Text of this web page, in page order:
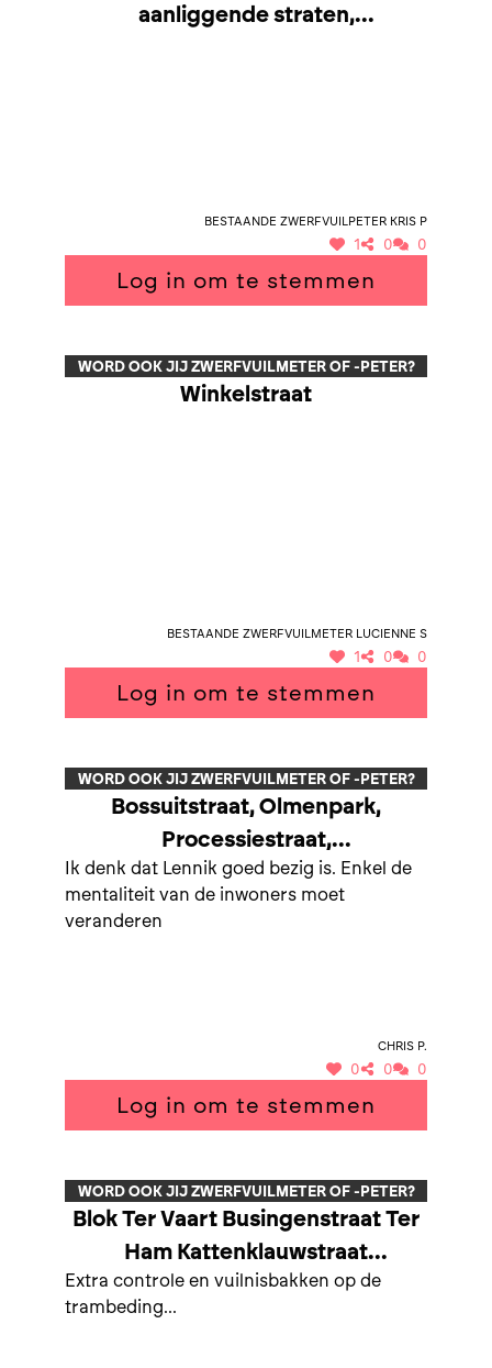
aanliggende straten,
Bestaande zwerfvuilpeter Kris P
1 0 0
Log in om te stemmen
WORD OOK JIJ ZWERFVUILMETER OF -PETER?
Winkelstraat
Bestaande zwerfvuilmeter Lucienne S
1 0 0
Log in om te stemmen
WORD OOK JIJ ZWERFVUILMETER OF -PETER?
Bossuitstraat, Olmenpark,
Processiestraat,
Kruiskouterstraat, Zwijnenberg en
al wandelwegen die op deze
Ik denk dat Lennik goed bezig is. Enkel de
mentaliteit van de inwoners moet
veranderen
Chris P.
0 0 0
Log in om te stemmen
WORD OOK JIJ ZWERFVUILMETER OF -PETER?
Blok Ter Vaart Busingenstraat Ter
Ham Kattenklauwstraat
Hemelveldweg En wandelpaden
Extra controle en vuilnisbakken op de
trambeding...